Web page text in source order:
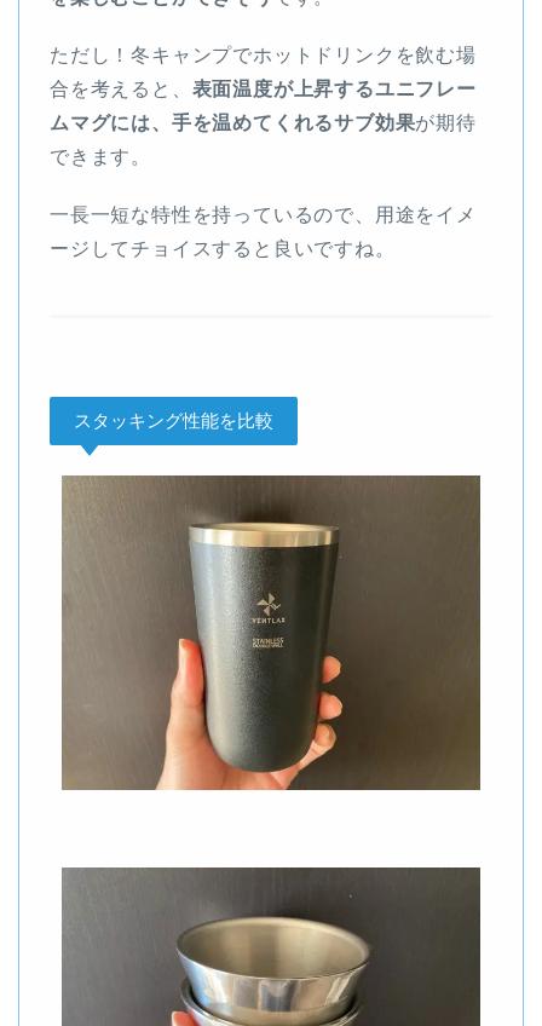
ただし！冬キャンプでホットドリンクを飲む場
合を考えると、 表面温度が上昇するユニフレー
ムマグには、手を温めてくれるサブ効果が期待
できます。
一長一短な特性を持っているので、用途をイメ
ージしてチョイスすると良いですね。
スタッキング性能を比較